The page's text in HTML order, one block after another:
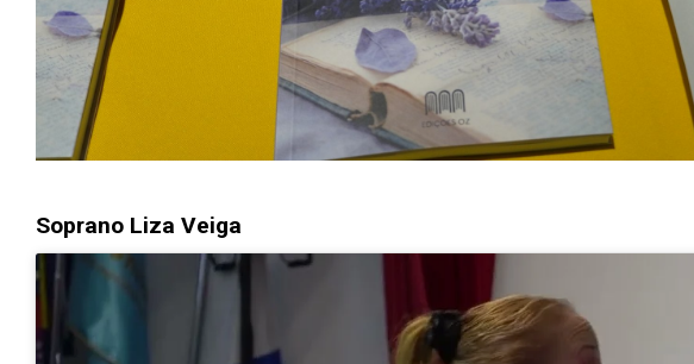
Soprano Liza Veiga